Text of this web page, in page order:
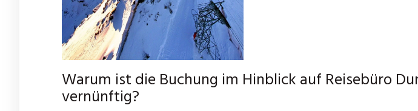
Warum ist die Buchung im Hinblick auf Reisebüro
vernünftig?